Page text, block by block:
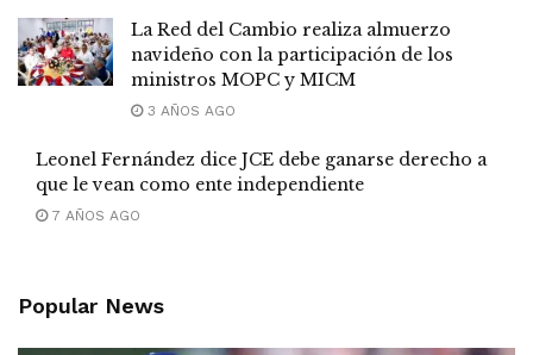
La Red del Cambio realiza almuerzo
navideño con la participación de los
ministros MOPC y MICM
3 AÑOS AGO
Leonel Fernández dice JCE debe ganarse derecho a
que le vean como ente independiente
7 AÑOS AGO
Popular News